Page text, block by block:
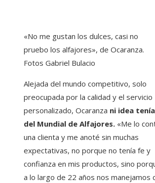
«No me gustan los dulces, casi no
pruebo los alfajores», de Ocaranza.
Fotos Gabriel Bulacio
Alejada del mundo competitivo, solo
preocupada por la calidad y el servicio
personalizado, Ocaranza ni idea tenía
del Mundial de Alfajores. «Me lo
una clienta y me anoté sin muchas
expectativas, no porque no tenía fe y
confianza en mis productos, sino
a lo largo de 22 años nos manejamos